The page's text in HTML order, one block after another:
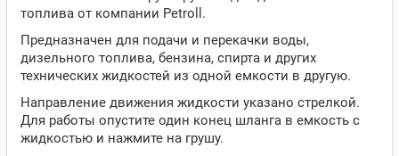
топлива от компании Petroll.
Предназначен для подачи и перекачки воды,
дизельного топлива, бензина, спирта и других
технических жидкостей из одной емкости в другую.
Направление движения жидкости указано стрелкой.
Для работы опустите один конец шланга в емкость с
жидкостью и нажмите на грушу.